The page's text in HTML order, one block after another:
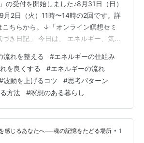
の受付を開始しました♪8月31日（日）
月2日（火）11時〜14時の2回です。詳
こちらから。↓「オンライン瞑想セミ
き日記」 今日は、 エネルギー、気の
流れが滞っていると様々な面に影響し
落ち込みやすかったり、 どうせ無理だ
本来の能力を発揮できず、 思考パター
きなかったり、 一生懸命に考えてい
巡りをしているだけになっていたり、
流れを整える #エネルギーの仕組み
を良くする #エネルギーの流れ
波動を上げるコツ #思考パターン
方法 #瞑想のある暮らし
感じるあなたへ──魂の記憶をたどる場所 • 1